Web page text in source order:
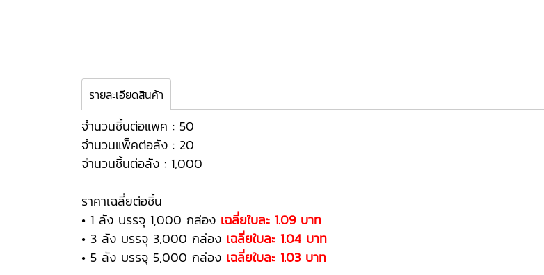
รายละเอียดสินค้า
จำนวนชิ้นต่อแพค : 50
จำนวนแพ็คต่อลัง : 20
จำนวนชิ้นต่อลัง : 1,000
ราคาเฉลี่ยต่อชิ้น
• 1 ลัง บรรจุ 1,000 กล่อง เฉลี่ยใบละ 1.09 บาท
• 3 ลัง บรรจุ 3,000 กล่อง เฉลี่ยใบละ 1.04 บาท
• 5 ลัง บรรจุ 5,000 กล่อง เฉลี่ยใบละ 1.03 บาท